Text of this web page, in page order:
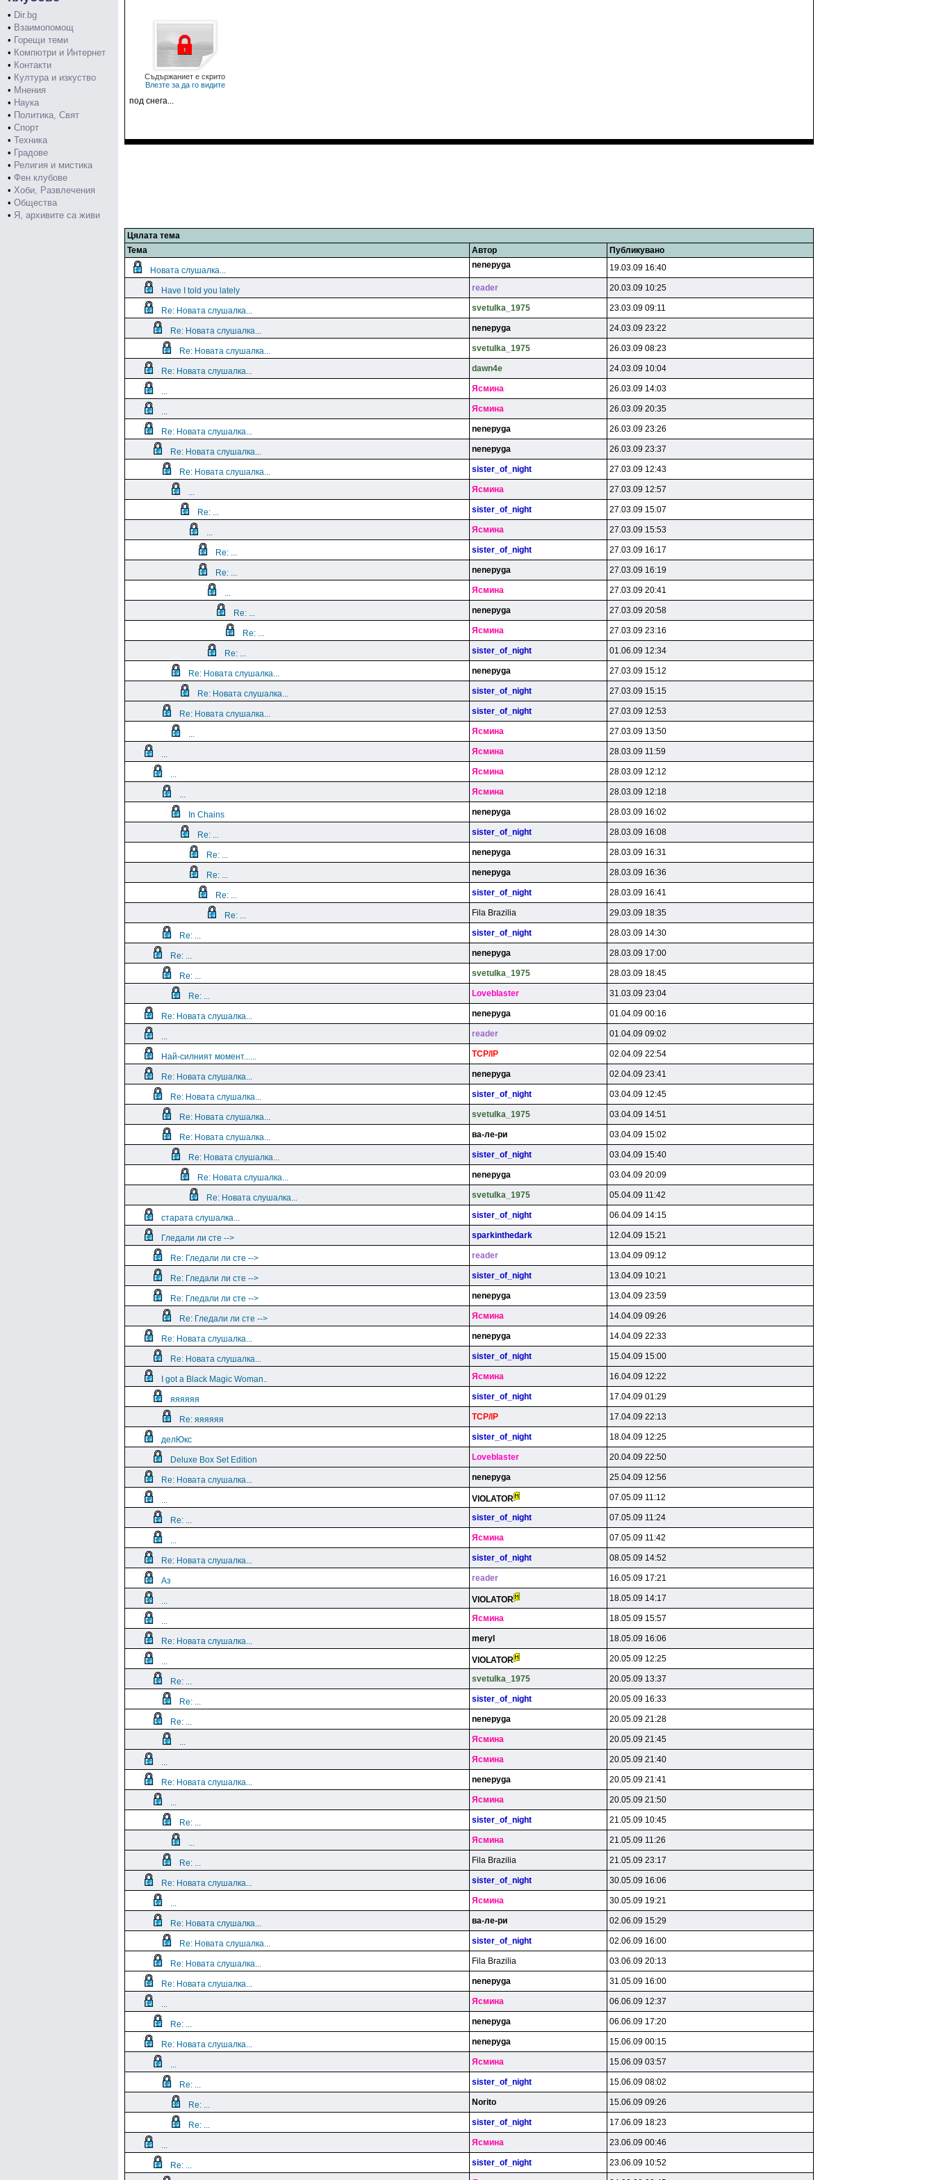
• Dir.bg
• Взаимопомощ
• Горещи теми
• Компютри и Интернет
• Контакти
• Култура и изкуство
• Мнения
• Наука
• Политика, Свят
• Спорт
• Техника
• Градове
• Религия и мистика
• Фен клубове
• Хоби, Развлечения
• Общества
• Я, архивите са живи
Съдържаниет е скрито
Влезте за да го видите
под снега...
Цялата тема
Тема
Автор Публикувано
Новата слушалка...
nenepyga 19.03.09 16:40
Have I told you lately reader 20.03.09 10:25
Re: Новата слушалка... svetulka_1975 23.03.09 09:11
Re: Новата слушалка... nenepyga 24.03.09 23:22
Re: Новата слушалка... svetulka_1975 26.03.09 08:23
Re: Новата слушалка... dawn4e 24.03.09 10:04
... Яcминa 26.03.09 14:03
... Яcминa 26.03.09 20:35
Re: Новата слушалка... nenepyga 26.03.09 23:26
Re: Новата слушалка... nenepyga 26.03.09 23:37
Re: Новата слушалка... sister_of_night 27.03.09 12:43
... Яcминa 27.03.09 12:57
Re: ... sister_of_night 27.03.09 15:07
... Яcминa 27.03.09 15:53
Re: ... sister_of_night 27.03.09 16:17
Re: ... nenepyga 27.03.09 16:19
... Яcминa 27.03.09 20:41
Re: ... nenepyga 27.03.09 20:58
Re: ... Яcминa 27.03.09 23:16
Re: ... sister_of_night 01.06.09 12:34
Re: Новата слушалка... nenepyga 27.03.09 15:12
Re: Новата слушалка... sister_of_night 27.03.09 15:15
Re: Новата слушалка... sister_of_night 27.03.09 12:53
... Яcминa 27.03.09 13:50
... Яcминa 28.03.09 11:59
... Яcминa 28.03.09 12:12
... Яcминa 28.03.09 12:18
In Chains nenepyga 28.03.09 16:02
Re: ... sister_of_night 28.03.09 16:08
Re: ... nenepyga 28.03.09 16:31
Re: ... nenepyga 28.03.09 16:36
Re: ... sister_of_night 28.03.09 16:41
Re: ... Fila Brazilia 29.03.09 18:35
Re: ... sister_of_night 28.03.09 14:30
Re: ... nenepyga 28.03.09 17:00
Re: ... svetulka_1975 28.03.09 18:45
Re: ... Loveblaster 31.03.09 23:04
Re: Новата слушалка... nenepyga 01.04.09 00:16
... reader 01.04.09 09:02
Най-силният момент...... TCP/lP 02.04.09 22:54
Re: Новата слушалка... nenepyga 02.04.09 23:41
Re: Новата слушалка... sister_of_night 03.04.09 12:45
Re: Новата слушалка... svetulka_1975 03.04.09 14:51
Re: Новата слушалка... вa-лe-pи 03.04.09 15:02
Re: Новата слушалка... sister_of_night 03.04.09 15:40
Re: Новата слушалка... nenepyga 03.04.09 20:09
Re: Новата слушалка... svetulka_1975 05.04.09 11:42
старата слушалка... sister_of_night 06.04.09 14:15
Гледали ли сте --> sparkinthedark 12.04.09 15:21
Re: Гледали ли сте --> reader 13.04.09 09:12
Re: Гледали ли сте --> sister_of_night 13.04.09 10:21
Re: Гледали ли сте --> nenepyga 13.04.09 23:59
Re: Гледали ли сте --> Яcминa 14.04.09 09:26
Re: Новата слушалка... nenepyga 14.04.09 22:33
Re: Новата слушалка... sister_of_night 15.04.09 15:00
I got a Black Magic Woman.. Яcминa 16.04.09 12:22
яяяяяя sister_of_night 17.04.09 01:29
Re: яяяяяя TCP/lP 17.04.09 22:13
делЮкс sister_of_night 18.04.09 12:25
Deluxe Box Set Edition Loveblaster 20.04.09 22:50
Re: Новата слушалка... nenepyga 25.04.09 12:56
... VlOLATOR 07.05.09 11:12
Re: ... sister_of_night 07.05.09 11:24
... Яcминa 07.05.09 11:42
Re: Новата слушалка... sister_of_night 08.05.09 14:52
Аз reader 16.05.09 17:21
... VlOLATOR 18.05.09 14:17
... Яcминa 18.05.09 15:57
Re: Новата слушалка... meryl 18.05.09 16:06
... VlOLATOR 20.05.09 12:25
Re: ... svetulka_1975 20.05.09 13:37
Re: ... sister_of_night 20.05.09 16:33
Re: ... nenepyga 20.05.09 21:28
... Яcминa 20.05.09 21:45
... Яcминa 20.05.09 21:40
Re: Новата слушалка... nenepyga 20.05.09 21:41
... Яcминa 20.05.09 21:50
Re: ... sister_of_night 21.05.09 10:45
... Яcминa 21.05.09 11:26
Re: ... Fila Brazilia 21.05.09 23:17
Re: Новата слушалка... sister_of_night 30.05.09 16:06
... Яcминa 30.05.09 19:21
Re: Новата слушалка... вa-лe-pи 02.06.09 15:29
Re: Новата слушалка... sister_of_night 02.06.09 16:00
Re: Новата слушалка... Fila Brazilia 03.06.09 20:13
Re: Новата слушалка... nenepyga 31.05.09 16:00
... Яcминa 06.06.09 12:37
Re: ... nenepyga 06.06.09 17:20
Re: Новата слушалка... nenepyga 15.06.09 00:15
... Яcминa 15.06.09 03:57
Re: ... sister_of_night 15.06.09 08:02
Re: ... Norito 15.06.09 09:26
Re: ... sister_of_night 17.06.09 18:23
... Яcминa 23.06.09 00:46
Re: ... sister_of_night 23.06.09 10:52